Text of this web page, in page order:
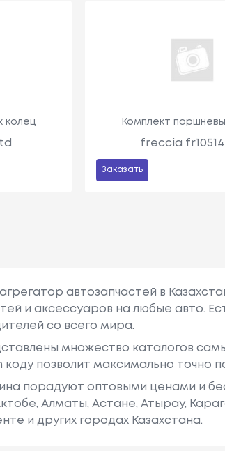
колец Комплект
freccia
Заказать
автозапчастей в
и аксессуаров на любые авто.
со всего мира.
множество каталогов
позволит максимально точно
порадуют оптовыми ценами и
Алматы, Астане, Атырау,
и других городах Казахстана.